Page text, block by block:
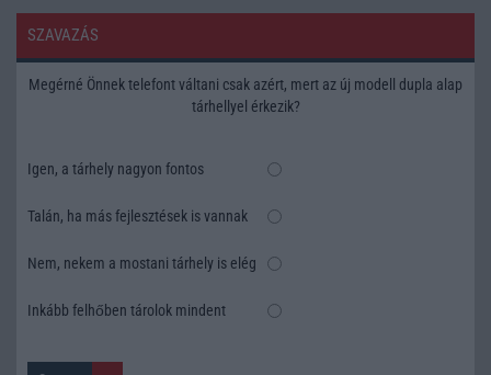
SZAVAZÁS
Megérné Önnek telefont váltani csak azért, mert az új modell dupla alap
tárhellyel érkezik?
Igen, a tárhely nagyon fontos
Talán, ha más fejlesztések is vannak
Nem, nekem a mostani tárhely is elég
Inkább felhőben tárolok mindent